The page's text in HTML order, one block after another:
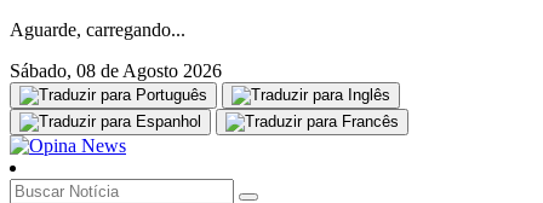
Aguarde, carregando...
Sábado, 08 de Agosto 2026